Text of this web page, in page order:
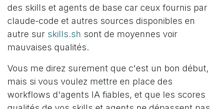
des skills et agents de base car ceux fournis par
claude-code et autres sources disponibles en
autre sur skills.sh sont de moyennes voir
mauvaises qualités.
Vous me direz surement que c'est un bon début,
mais si vous voulez mettre en place des
workflows d'agents IA fiables, et que les scores